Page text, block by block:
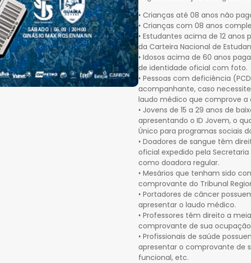
•⁠ ⁠Crianças até 08 anos não
•⁠ ⁠Crianças com 08 anos
•⁠ ⁠Estudantes acima de 12
da Carteira Nacional de
•⁠ ⁠Idosos acima de 60 anos
de identidade oficial com foto.
•⁠ ⁠Pessoas com deficiência
acompanhante, caso
laudo médico que comprove a
•⁠ ⁠Jovens de 15 a 29 anos de
apresentando o ID Jovem, o
Único para programas sociais
•⁠ ⁠Doadores de sangue têm
oficial expedido pela
como doadora regular.
•⁠ ⁠Mesários que tenham sido
comprovante do Tribunal
•⁠ ⁠Portadores de câncer
apresentar o laudo médico.
•⁠ ⁠Professores têm direito a
comprovante de sua
•⁠ ⁠Profissionais de saúde
apresentar o comprovante de
funcional, etc.